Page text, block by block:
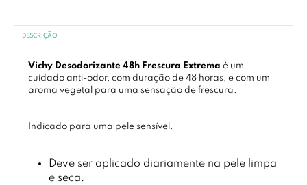
DESCRIÇÃO
Vichy Desodorizante 48h Frescura Extrema é um
cuidado anti-odor, com duração de 48 horas, e com um
aroma vegetal para uma sensação de frescura.
Indicado para uma pele sensível.
Deve ser aplicado diariamente na pele limpa
e seca.